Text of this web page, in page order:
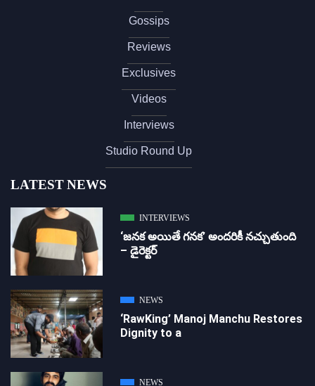
Gossips
Reviews
Exclusives
Videos
Interviews
Studio Round Up
LATEST NEWS
INTERVIEWS
‘జ‌న‌క అయితే గ‌న‌క‌’ అందరికీ నచ్చుతుంది
– డైరెక్ట‌ర్
NEWS
‘RawKing’ Manoj Manchu Restores
Dignity to a
NEWS